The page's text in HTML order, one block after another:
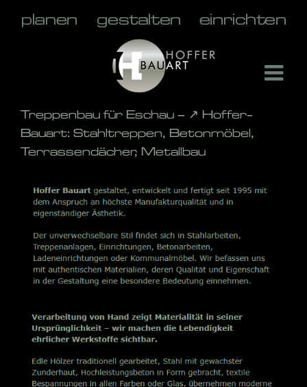
Treppenbau für Eschau – ↗️ Hoffer-
Bauart: Stahltreppen, Betonmöbel,
Terrassendächer, Metallbau